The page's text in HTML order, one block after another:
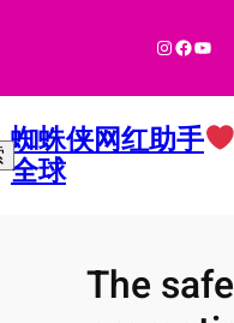
InstagramFacebook YouTube
蜘蛛侠网红助手
全球
The